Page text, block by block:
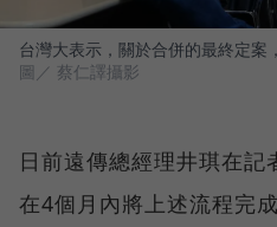
台灣大表示，關於合併的最終定案
圖／ 蔡仁譯攝影
日前遠傳總經理井琪在記
在4個月內將上述流程完